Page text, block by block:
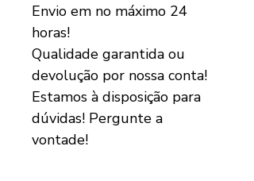
Envio em no máximo 24
horas!
Qualidade garantida ou
devolução por nossa conta!
Estamos à disposição para
dúvidas! Pergunte a
vontade!